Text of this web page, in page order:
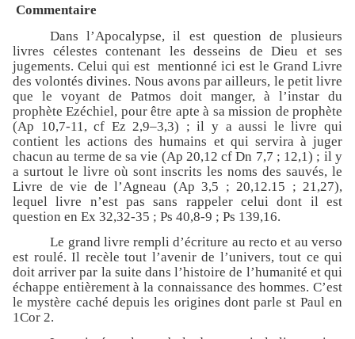
Commentaire
Dans l’Apocalypse, il est question de plusieurs
livres célestes contenant les desseins de Dieu et ses
jugements. Celui qui est mentionné ici est le Grand Livre
des volontés divines. Nous avons par ailleurs, le petit livre
que le voyant de Patmos doit manger, à l’instar du
prophète Ezéchiel, pour être apte à sa mission de prophète
(Ap 10,7-11, cf Ez 2,9–3,3) ; il y a aussi le livre qui
contient les actions des humains et qui servira à juger
chacun au terme de sa vie (Ap 20,12 cf Dn 7,7 ; 12,1) ; il y
a surtout le livre où sont inscrits les noms des sauvés, le
Livre de vie de l’Agneau (Ap 3,5 ; 20,12.15 ; 21,27),
lequel livre n’est pas sans rappeler celui dont il est
question en Ex 32,32-35 ; Ps 40,8-9 ; Ps 139,16.
Le grand livre rempli d’écriture au recto et au verso
est roulé. Il recèle tout l’avenir de l’univers, tout ce qui
doit arriver par la suite dans l’histoire de l’humanité et qui
échappe entièrement à la connaissance des hommes. C’est
le mystère caché depuis les origines dont parle st Paul en
1Cor 2.